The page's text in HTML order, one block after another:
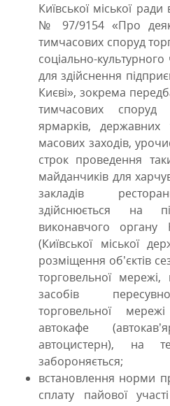
Київської міської
№ 97/9154 «Про
тимчасових споруд
соціально-
для здійснення
Києві», зокрема
тимчасових
ярмарків, державних
масових заходів,
строк проведення
майданчиків для
закладів
здійснюється на
виконавчого органу
(Київської міської
розміщення об’єктів
торговельної
засобів
торговельної
автокафе
автоцистерн), на
забороняється;
встановлення норми
сплату пайової